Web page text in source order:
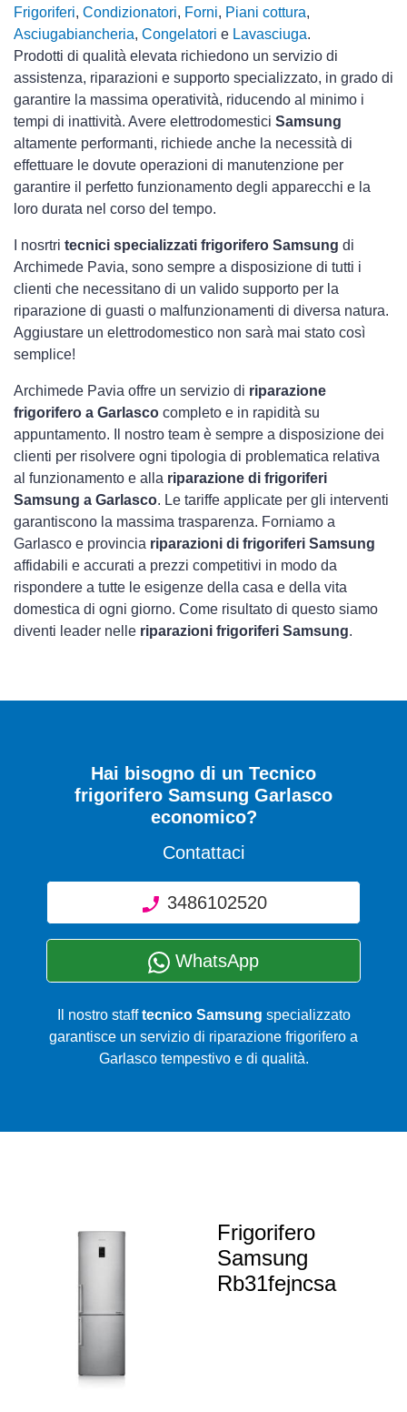
Frigoriferi, Condizionatori, Forni, Piani cottura,
Asciugabiancheria, Congelatori e Lavasciuga.
Prodotti di qualità elevata richiedono un servizio di
assistenza, riparazioni e supporto specializzato, in grado di
garantire la massima operatività, riducendo al minimo i
tempi di inattività. Avere elettrodomestici Samsung
altamente performanti, richiede anche la necessità di
effettuare le dovute operazioni di manutenzione per
garantire il perfetto funzionamento degli apparecchi e la
loro durata nel corso del tempo.
I nosrtri tecnici specializzati frigorifero Samsung di
Archimede Pavia, sono sempre a disposizione di tutti i
clienti che necessitano di un valido supporto per la
riparazione di guasti o malfunzionamenti di diversa natura.
Aggiustare un elettrodomestico non sarà mai stato così
semplice!
Archimede Pavia offre un servizio di riparazione
frigorifero a Garlasco completo e in rapidità su
appuntamento. Il nostro team è sempre a disposizione dei
clienti per risolvere ogni tipologia di problematica relativa
al funzionamento e alla riparazione di frigoriferi
Samsung a Garlasco. Le tariffe applicate per gli interventi
garantiscono la massima trasparenza. Forniamo a
Garlasco e provincia riparazioni di frigoriferi Samsung
affidabili e accurati a prezzi competitivi in modo da
rispondere a tutte le esigenze della casa e della vita
domestica di ogni giorno. Come risultato di questo siamo
diventi leader nelle riparazioni frigoriferi Samsung.
Hai bisogno di un Tecnico
frigorifero Samsung Garlasco
economico?
Contattaci
3486102520
WhatsApp
Il nostro stafftecnico Samsung specializzato
garantisce un servizio di riparazione frigorifero a
Garlasco tempestivo e di qualità.
Frigorifero
Samsung
Rb31fejncsa